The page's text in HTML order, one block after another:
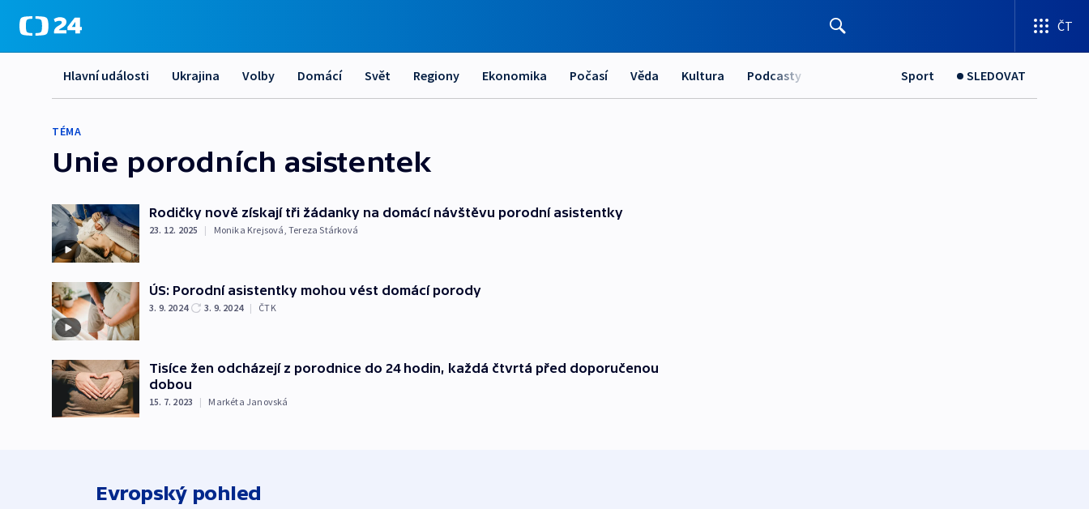
ČT
Hlavní události Ukrajina Volby Domácí Svět Regiony Ekonomika Počasí Věda Kultura Podcasty Sport SLEDOVAT
TÉMA
Unie porodních asistentek
Rodičky nově získají tři žádanky na domácí návštěvu porodní asistentky
23. 12. 2025 | Monika Krejsová,Tereza Stárková
ÚS: Porodní asistentky mohou vést domácí porody
3. 9. 2024 3. 9. 2024 | ČTK
Tisíce žen odcházejí z porodnice do 24 hodin, každá čtvrtá před doporučenou
dobou
15. 7. 2023 | Markéta Janovská
Evropský pohled